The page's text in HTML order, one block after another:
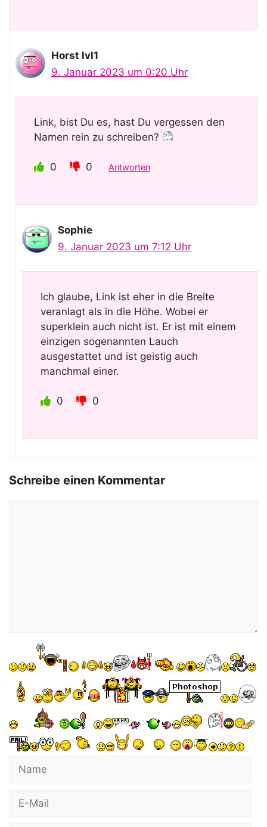
Horst lvl1
9. Januar 2023 um 0:20 Uhr
Link, bist Du es, hast Du vergessen den
Namen rein zu schreiben?
0 0 Antworten
Sophie
9. Januar 2023 um 7:12 Uhr
Ich glaube, Link ist eher in die Breite
veranlagt als in die Höhe. Wobei er
superklein auch nicht ist. Er ist mit einem
einzigen sogenannten Lauch
ausgestattet und ist geistig auch
manchmal einer.
0 0
Schreibe einen Kommentar
Mail